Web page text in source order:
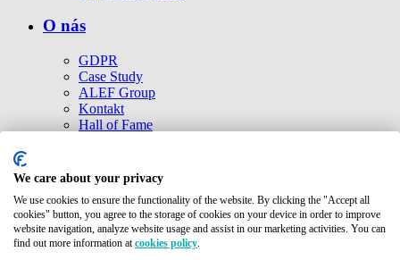
O nás
GDPR
Case Study
ALEF Group
Kontakt
Hall of Fame
Etické kodexy
Společnosti ALEF Group
Kontakt
We care about your privacy
We use cookies to ensure the functionality of the website. By clicking the "Accept all
cookies" button, you agree to the storage of cookies on your device in order to improve
website navigation, analyze website usage and assist in our marketing activities. You can
find out more information atcookies policy.